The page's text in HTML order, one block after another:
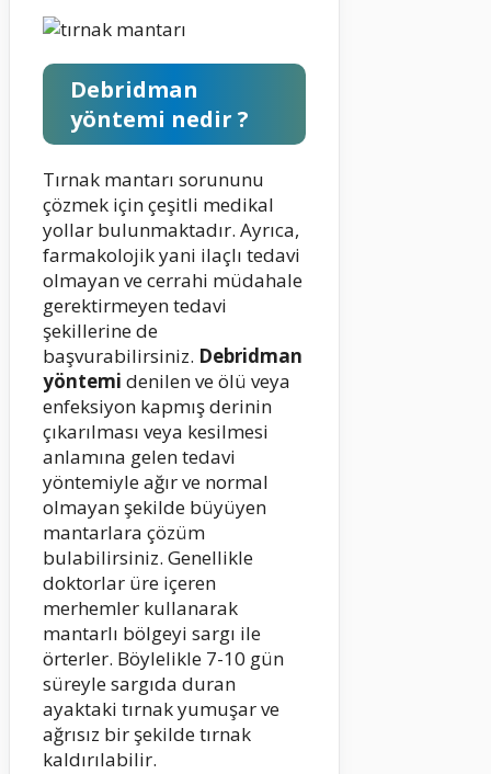
Debridman
yöntemi nedir ?
Tırnak mantarı sorununu
çözmek için çeşitli medikal
yollar bulunmaktadır. Ayrıca,
farmakolojik yani ilaçlı tedavi
olmayan ve cerrahi müdahale
gerektirmeyen tedavi
şekillerine de
başvurabilirsiniz. Debridman
yöntemi denilen ve ölü veya
enfeksiyon kapmış derinin
çıkarılması veya kesilmesi
anlamına gelen tedavi
yöntemiyle ağır ve normal
olmayan şekilde büyüyen
mantarlara çözüm
bulabilirsiniz. Genellikle
doktorlar üre içeren
merhemler kullanarak
mantarlı bölgeyi sargı ile
örterler. Böylelikle 7-10 gün
süreyle sargıda duran
ayaktaki tırnak yumuşar ve
ağrısız bir şekilde tırnak
kaldırılabilir.